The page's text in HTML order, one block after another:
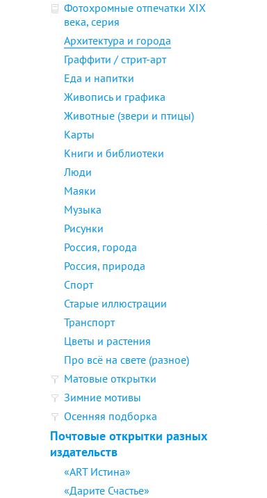
Фотохромные отпечатки XIX
века, серия
Архитектура и города
Граффити / стрит-арт
Еда и напитки
Живопись и графика
Животные (звери и птицы)
Карты
Книги и библиотеки
Люди
Маяки
Музыка
Рисунки
Россия, города
Россия, природа
Спорт
Старые иллюстрации
Транспорт
Цветы и растения
Про всё на свете (разное)
Матовые открытки
Зимние мотивы
Осенняя подборка
Почтовые открытки разных
издательств
«ART Истина»
«Дарите Счастье»